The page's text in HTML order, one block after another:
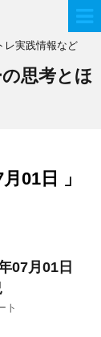
レ実践情報など
思考とほ
01日 」
07月01日
ト